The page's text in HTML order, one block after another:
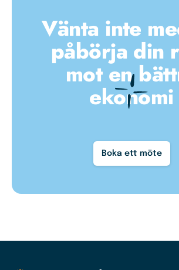
Vänta inte
påbörja din
mot en
ekonomi
Boka ett möte